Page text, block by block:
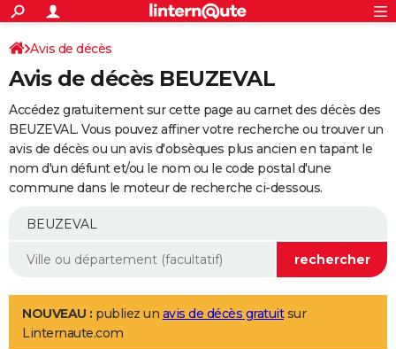
ACTUALITÉS
Politique
Société
Faits Divers
Education
Monde
Villes
+
SPORT
Coupe du monde 2026
Football
Tennis
Cyclisme
Rugby
Forum
Programme TV
TNT
Streaming
Cinéma
Sorties cinéma
Musique
+
FINANCE
Retraite
Epargne
Immobilier
Risques naturels par ville
Banque
Assurance
AUTO
Essais
Réserver un essai
Citadines
Berlines
SUV
Forum auto
+
Mobiles
Meilleur smartphone
Internet
Ordinateurs
Jeux vidéo
Guide high-tech
Aménagement intérieur
LIFESTYLE
Art de vivre
Bien-être
Loisirs
Mode
Modes de vie
Avis de décès
Avis de décès BEUZEVAL
Accédez gratuitement sur cette page au carnet des décès des
BEUZEVAL. Vous pouvez affiner votre recherche ou trouver un
avis de décès ou un avis d'obsèques plus ancien en tapant le
nom d'un défunt et/ou le nom ou le code postal d'une
commune dans le moteur de recherche ci-dessous.
NOUVEAU : publiez un avis de décès gratuitsur
Linternaute.com